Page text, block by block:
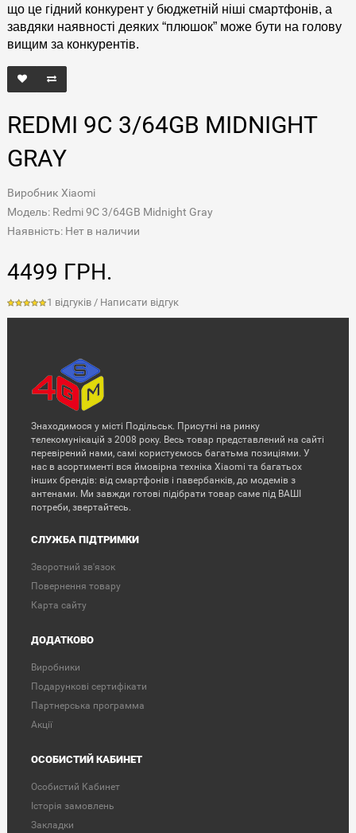
що це гідний конкурент у бюджетній ніші смартфонів, а
завдяки наявності деяких “плюшок” може бути на голову
вищим за конкурентів.
REDMI 9C 3/64GB MIDNIGHT
GRAY
Виробник Xiaomi
Модель: Redmi 9C 3/64GB Midnight Gray
Наявність: Нет в наличии
4499 ГРН.
1 відгуків / Написати відгук
Знаходимося у місті Подільськ. Присутні на ринку
телекомунікацій з 2008 року. Весь товар представлений на сайті
перевірений нами, самі користуємось багатьма позиціями. У
нас в асортименті вся ймовірна техніка Xiaomi та багатьох
інших брендів: від смартфонів і павербанків, до модемів з
антенами. Ми завжди готові підібрати товар саме під ВАШІ
потреби, звертайтесь.
СЛУЖБА ПІДТРИМКИ
Зворотний зв'язок
Повернення товару
Карта сайту
ДОДАТКОВО
Виробники
Подарункові сертифікати
Партнерська программа
Акції
ОСОБИСТИЙ КАБИНЕТ
Особистий Кабинет
Історія замовлень
Закладки